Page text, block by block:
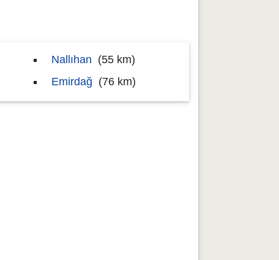
Nallıhan (55 km)
Emirdağ (76 km)